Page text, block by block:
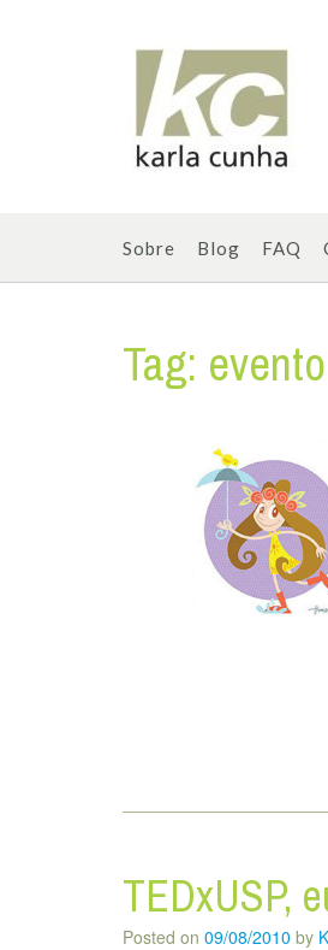
Sobre Blog FAQ
Tag: evento
TEDxUSP,
Posted on 09/08/2010 by